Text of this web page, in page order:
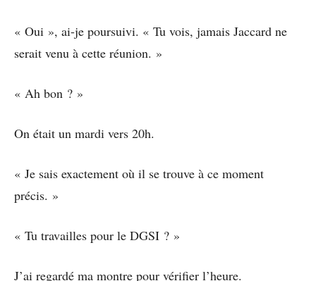
« Oui », ai-je poursuivi. « Tu vois, jamais Jaccard ne
serait venu à cette réunion. »
« Ah bon ? »
On était un mardi vers 20h.
« Je sais exactement où il se trouve à ce moment
précis. »
« Tu travailles pour le DGSI ? »
J’ai regardé ma montre pour vérifier l’heure.